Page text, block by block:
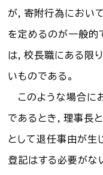
が，寄附行為におい
を定めるのが一般的
は，校長職にある限
いものである。
このような場合に
であるとき，理事長
として退任事由が生
登記はする必要がな